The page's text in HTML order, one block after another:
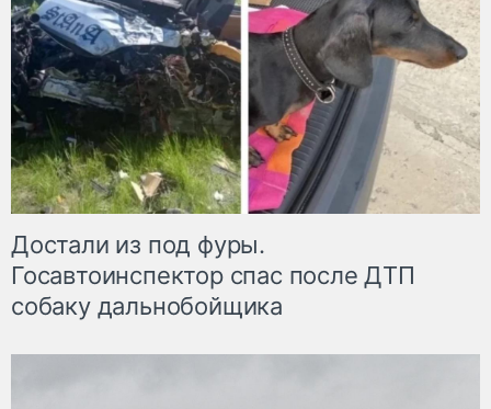
Достали из под фуры.
Госавтоинспектор спас после ДТП
собаку дальнобойщика